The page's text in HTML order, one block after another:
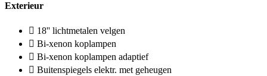
Exterieur
18'' lichtmetalen velgen
Bi-xenon koplampen
Bi-xenon koplampen adaptief
Buitenspiegels elektr. met geheugen